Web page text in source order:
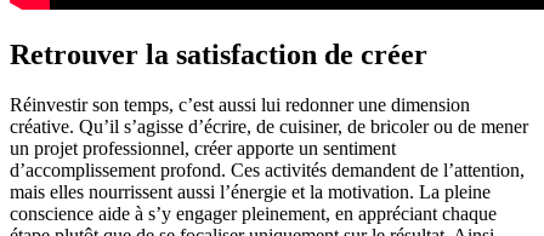
Retrouver la satisfaction de créer
Réinvestir son temps, c’est aussi lui redonner une dimension
créative. Qu’il s’agisse d’écrire, de cuisiner, de bricoler ou de mener
un projet professionnel, créer apporte un sentiment
d’accomplissement profond. Ces activités demandent de l’attention,
mais elles nourrissent aussi l’énergie et la motivation. La pleine
conscience aide à s’y engager pleinement, en appréciant chaque